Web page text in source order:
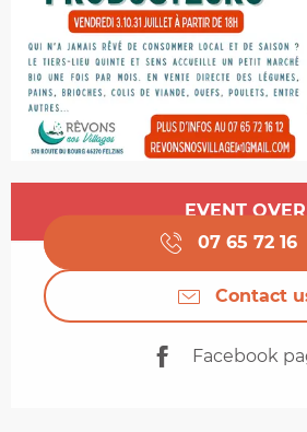
Opening hours & contact
EVENT OVER
07 65 72 16
Contact
Facebook